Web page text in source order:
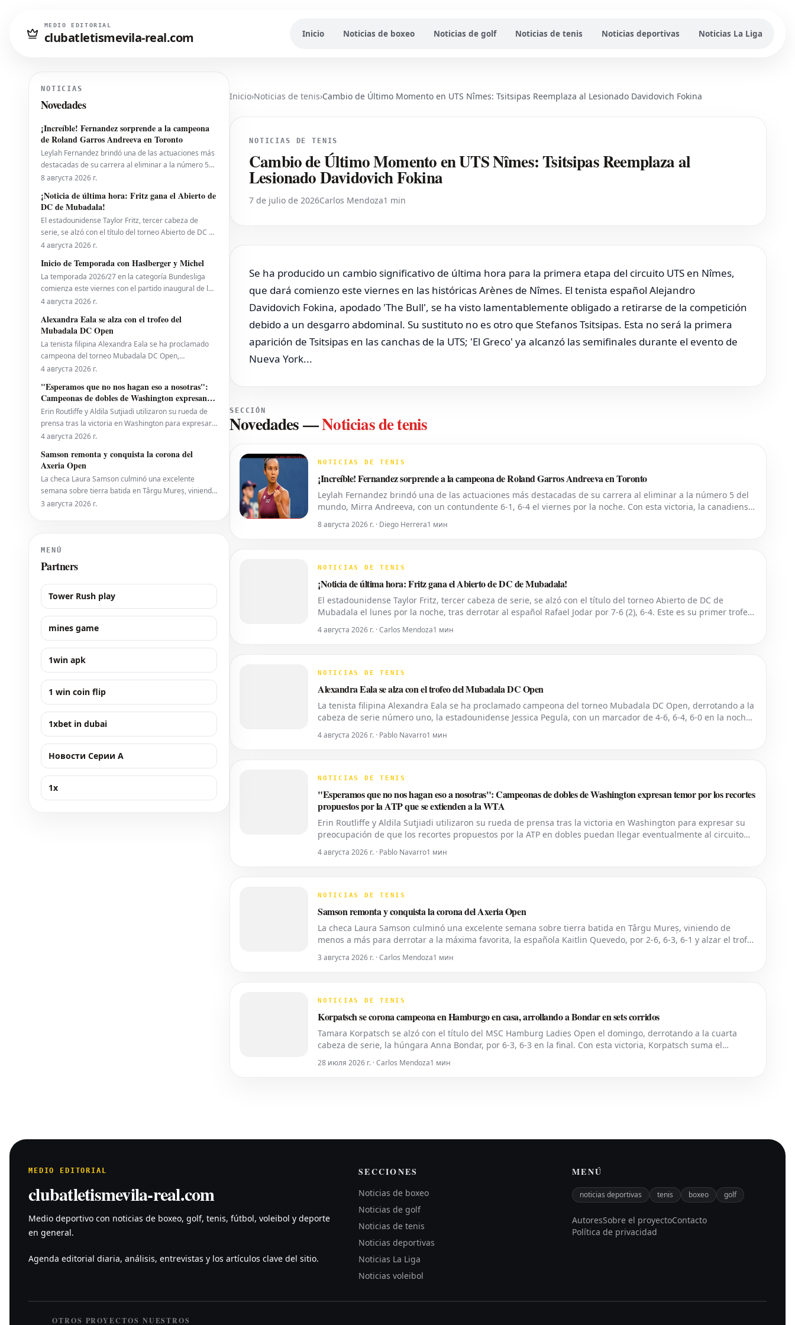
MEDIO EDITORIAL
clubatletismevila-real.com Inicio Noticias de boxeo Noticias de golf Noticias de tenis Noticias deportivas Noticias La Liga
Inicio›Noticias de tenis›Cambio de Último Momento en UTS Nîmes: Tsitsipas Reemplaza al Lesionado Davidovich Fokina
NOTICIAS DE TENIS
Cambio de Último Momento en UTS Nîmes: Tsitsipas Reemplaza al
Lesionado Davidovich Fokina
7 de julio de 2026Carlos Mendoza1 min
Se ha producido un cambio significativo de última hora para la primera etapa del circuito UTS en Nîmes,
que dará comienzo este viernes en las históricas Arènes de Nîmes. El tenista español Alejandro
Davidovich Fokina, apodado 'The Bull', se ha visto lamentablemente obligado a retirarse de la competición
debido a un desgarro abdominal. Su sustituto no es otro que Stefanos Tsitsipas. Esta no será la primera
aparición de Tsitsipas en las canchas de la UTS; 'El Greco' ya alcanzó las semifinales durante el evento de
Nueva York...
SECCIÓN
Novedades—Noticias de tenis
NOTICIAS DE TENIS
¡Increíble! Fernandez sorprende a la campeona de Roland Garros Andreeva en Toronto
Leylah Fernandez brindó una de las actuaciones más destacadas de su carrera al eliminar a la número 5 del
mundo, Mirra Andreeva, con un contundente 6-1, 6-4 el viernes por la noche. Con esta victoria, la canadiense
avanzó a octavos de final del National Bank Open presentado por Rogers en Toront
8 августа 2026 г. · Diego Herrera1 мин
NOTICIAS DE TENIS
¡Noticia de última hora: Fritz gana el Abierto de DC de Mubadala!
El estadounidense Taylor Fritz, tercer cabeza de serie, se alzó con el título del torneo Abierto de DC de
Mubadala el lunes por la noche, tras derrotar al español Rafael Jodar por 7-6 (2), 6-4. Este es su primer trofeo
de la temporada 2026. Fritz, actualmente número 10 del ranking mundial, habí
4 августа 2026 г. · Carlos Mendoza1 мин
NOTICIAS DE TENIS
Alexandra Eala se alza con el trofeo del Mubadala DC Open
La tenista filipina Alexandra Eala se ha proclamado campeona del torneo Mubadala DC Open, derrotando a la
cabeza de serie número uno, la estadounidense Jessica Pegula, con un marcador de 4-6, 6-4, 6-0 en la noche
del lunes. Eala, actualmente en el puesto 28 del ranking mundial, demostró su
4 августа 2026 г. · Pablo Navarro1 мин
NOTICIAS DE TENIS
"Esperamos que no nos hagan eso a nosotras": Campeonas de dobles de Washington expresan temor por los recortes
propuestos por la ATP que se extienden a la WTA
Erin Routliffe y Aldila Sutjiadi utilizaron su rueda de prensa tras la victoria en Washington para expresar su
preocupación de que los recortes propuestos por la ATP en dobles puedan llegar eventualmente al circuito
femenino, a pesar de que elogiaron una iniciativa separada de la ATP para colocar
4 августа 2026 г. · Pablo Navarro1 мин
NOTICIAS DE TENIS
Samson remonta y conquista la corona del Axeria Open
La checa Laura Samson culminó una excelente semana sobre tierra batida en Târgu Mureș, viniendo de
menos a más para derrotar a la máxima favorita, la española Kaitlin Quevedo, por 2-6, 6-3, 6-1 y alzar el trofeo
del Axeria Open 2026, impulsado por Intaro Sport. El evento WTA 125 en Rumanía viv
3 августа 2026 г. · Carlos Mendoza1 мин
NOTICIAS DE TENIS
Korpatsch se corona campeona en Hamburgo en casa, arrollando a Bondar en sets corridos
Tamara Korpatsch se alzó con el título del MSC Hamburg Ladies Open el domingo, derrotando a la cuarta
cabeza de serie, la húngara Anna Bondar, por 6-3, 6-3 en la final. Con esta victoria, Korpatsch suma el
segundo título WTA de su carrera en la tierra batida de su ciudad natal. La quinta cabez
28 июля 2026 г. · Carlos Mendoza1 мин
NOTICIAS
Novedades
¡Increíble! Fernandez sorprende a la campeona
de Roland Garros Andreeva en Toronto
Leylah Fernandez brindó una de las actuaciones más
destacadas de su carrera al eliminar a la número 5
del mundo, Mirra Andreeva, con un contundente 6-1,
canadiense avanzó a octavos de final del National
Bank Open presentado por Rogers en Toront
8 августа 2026 г.
¡Noticia de última hora: Fritz gana el Abierto de
DC de Mubadala!
El estadounidense Taylor Fritz, tercer cabeza de
serie, se alzó con el título del torneo Abierto de DC de
Mubadala el lunes por la noche, tras derrotar al
primer trofeo de la temporada 2026. Fritz,
actualmente número 10 del ranking mundial, habí
4 августа 2026 г.
Inicio de Temporada con Haslberger y Michel
La temporada 2026/27 en la categoría Bundesliga
comienza este viernes con el partido inaugural de la
2. Bundesliga entre el *VfL Bochum* y el *Hertha
Haslberger**, con la asistencia de **Tobias
Endriß** y **Martin Speckner**. **Tom Bauer** eje
4 августа 2026 г.
Alexandra Eala se alza con el trofeo del
Mubadala DC Open
La tenista filipina Alexandra Eala se ha proclamado
campeona del torneo Mubadala DC Open,
derrotando a la cabeza de serie número uno, la
4-6, 6-4, 6-0 en la noche del lunes. Eala, actualmente
en el puesto 28 del ranking mundial, demostró su
4 августа 2026 г.
"Esperamos que no nos hagan eso a nosotras":
Campeonas de dobles de Washington expresan
temor por los recortes propuestos por la ATP que
se extienden a la WTA
Erin Routliffe y Aldila Sutjiadi utilizaron su rueda de
prensa tras la victoria en Washington para expresar
su preocupación de que los recortes propuestos por
circuito femenino, a pesar de que elogiaron una
iniciativa separada de la ATP para colocar
4 августа 2026 г.
Samson remonta y conquista la corona del
Axeria Open
La checa Laura Samson culminó una excelente
semana sobre tierra batida en Târgu Mureș, viniendo
de menos a más para derrotar a la máxima favorita,
3 августа 2026 г.
MENÚ
Partners
Tower Rush play
mines game
1win apk
1 win coin flip
1xbet in dubai
Новости Серии А
1x
MEDIO EDITORIAL
clubatletismevila-real.com
Medio deportivo con noticias de boxeo, golf, tenis, fútbol, voleibol y deporte
en general.
Agenda editorial diaria, análisis, entrevistas y los artículos clave del sitio.
SECCIONES
Noticias de boxeo
Noticias de golf
Noticias de tenis
Noticias deportivas
Noticias La Liga
Noticias voleibol
MENÚ
noticias deportivas tenis boxeo golf
AutoresSobre el proyectoContacto
Política de privacidad
OTROS PROYECTOS NUESTROS